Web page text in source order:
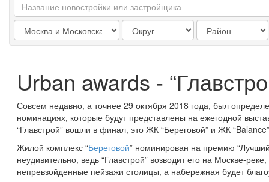
Urban awards -
Совсем недавно, а точнее 29 октября 2018 года, был
номинациях, которые будут представлены на ежегодной
“Главстрой” вошли в финал, это ЖК “Береговой” и ЖК
Жилой комплекс “Береговой” номинирован на премию
неудивительно, ведь “Главстрой” возводит его на Москве-
непревзойденные пейзажи столицы, а набережная будет